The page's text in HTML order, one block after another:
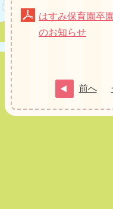
はすみ保育園卒
のお知らせ
前へ